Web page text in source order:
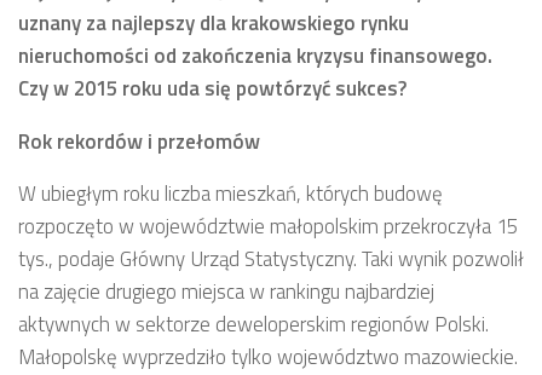
uznany za najlepszy dla krakowskiego rynku
nieruchomości od zakończenia kryzysu finansowego.
Czy w 2015 roku uda się powtórzyć sukces?
Rok rekordów i przełomów
W ubiegłym roku liczba mieszkań, których budowę
rozpoczęto w województwie małopolskim przekroczyła 15
tys., podaje Główny Urząd Statystyczny. Taki wynik pozwolił
na zajęcie drugiego miejsca w rankingu najbardziej
aktywnych w sektorze deweloperskim regionów Polski.
Małopolskę wyprzedziło tylko województwo mazowieckie.